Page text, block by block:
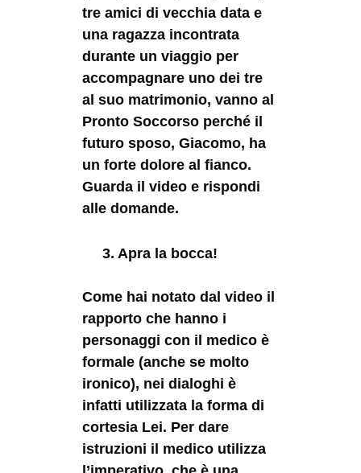
tre amici di vecchia data e
una ragazza incontrata
durante un viaggio per
accompagnare uno dei tre
al suo matrimonio, vanno al
Pronto Soccorso perché il
futuro sposo, Giacomo, ha
un forte dolore al fianco.
Guarda il video e rispondi
alle domande.
3. Apra la bocca!
Come hai notato dal video il
rapporto che hanno i
personaggi con il medico è
formale (anche se molto
ironico), nei dialoghi è
infatti utilizzata la forma di
cortesia Lei. Per dare
istruzioni il medico utilizza